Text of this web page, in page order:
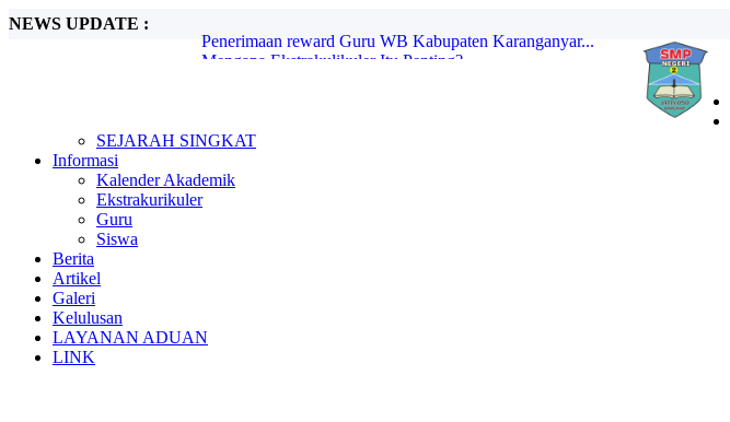
NEWS UPDATE :
Mengapa Ekstrakulikuler Itu Penting?...
Mengenal Sejarah G30S PKI...
Tugas Libur Corona...
Beasiswa SMA di Singapura untuk Pelajar Indonesia FULL...
E-Learning dan Manfaatnya Pada Pendidikan...
SEJARAH SINGKAT
Informasi
Kalender Akademik
Ekstrakurikuler
Guru
Siswa
Berita
Artikel
Galeri
Kelulusan
LAYANAN ADUAN
LINK